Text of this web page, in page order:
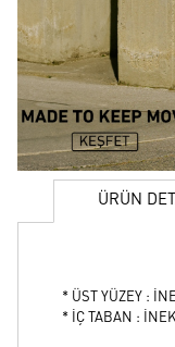
ÜRÜN
* ÜST YÜZEY :
* İÇ TABAN :